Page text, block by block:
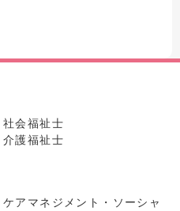
社会福祉士
介護福祉士
ケアマネジメント・ソーシャ